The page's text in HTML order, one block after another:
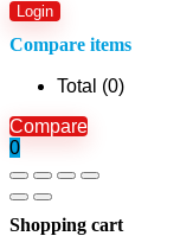
Login
Compare items
Total (0)
Compare
0
Shopping cart